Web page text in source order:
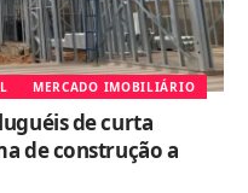
MERCADO IMOBILIÁRIO
de curta
de construção a